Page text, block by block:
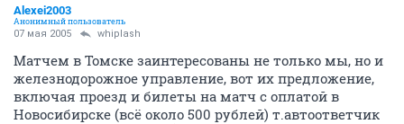
Alexei2003
Анонимный пользователь
07 мая 2005 whiplash
Матчем в Томске заинтересованы не только мы, но и
железнодорожное управление, вот их предложение,
включая проезд и билеты на матч с оплатой в
Новосибирске (всё около 500 рублей) т.автоответчик